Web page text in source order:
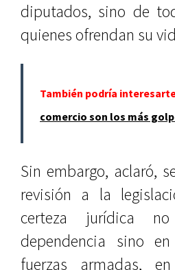
diputados, sino de
quienes ofrendan su
También podría
comercio son los más
Sin embargo, aclaró,
revisión a la
certeza jurídica
dependencia sino
fuerzas armadas,